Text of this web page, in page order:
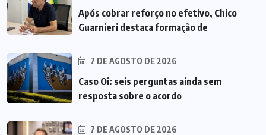
Após cobrar reforço no efetivo, Chico
Guarnieri destaca formação de
7 DE AGOSTO DE 2026
Caso Oi: seis perguntas ainda sem
resposta sobre o acordo
7 DE AGOSTO DE 2026